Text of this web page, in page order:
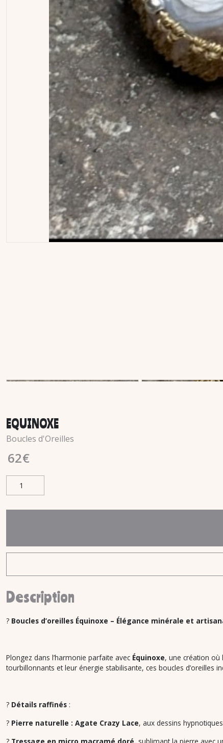
EQUINOXE
Boucles d'Oreilles
62€
Description
? Boucles d’oreilles Équinoxe – Élégance minérale et
Plongez dans l’harmonie parfaite avec Équinoxe, une création où
tourbillonnants et leur énergie stabilisante, ces boucles d’oreilles
? Détails raffinés :
? Pierre naturelle : Agate Crazy Lace, aux dessins